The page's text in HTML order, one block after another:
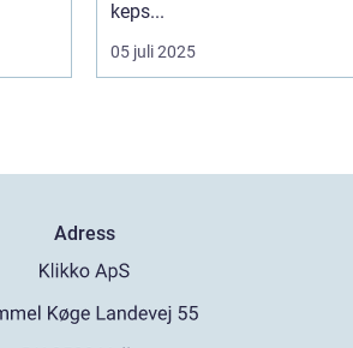
keps...
05 juli 2025
Adress